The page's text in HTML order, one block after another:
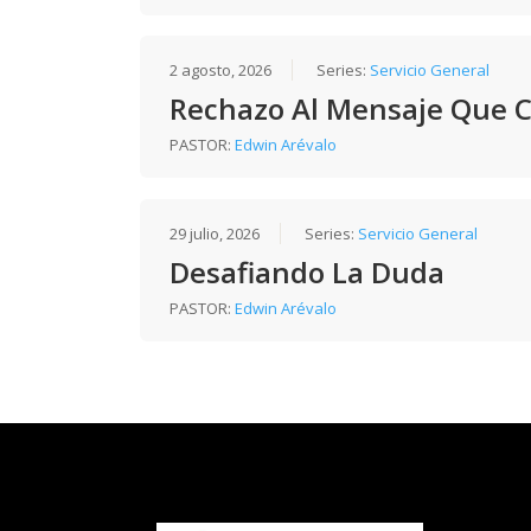
2 agosto, 2026 Series: Servicio General
Rechazo Al Mensaje Que
PASTOR:Edwin Arévalo
29 julio, 2026 Series: Servicio General
Desafiando La Duda
PASTOR:Edwin Arévalo